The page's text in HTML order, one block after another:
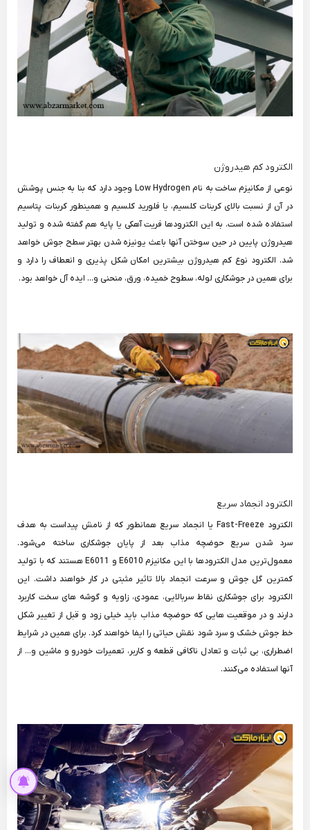
الکترود کم هیدروژن
نوعی از مکانیزم ساخت به نام Low Hydrogen وجود دارد که بنا به جنس پوشش
در آن از نسبت بالای کربنات کلسیم، یا فلورید کلسیم و همینطور کربنات پتاسیم
استفاده شده است. به این الکترودها فریت آهکی یا پایه هم گفته شده و تولید
هیدروژن پایین در حین سوختن آنها باعث یونیزه شدن بهتر سطح جوش خواهد
شد. الکترود نوع کم هیدروژن بیشترین امکان شکل پذیری و انعطاف را دارد و
برای همین در جوشکاری لوله، سطوح خمیده، ورق، منحنی و... ایده آل خواهد بود.
الکترود انجماد سریع
الکترود Fast-Freeze یا انجماد سریع همانطور که از نامش پیداست به هدف
سرد شدن سریع حوضچه مذاب بعد از پایان جوشکاری ساخته می‌شود.
معمول‌ترین مدل الکترودها با این مکانیزم E6010 و E6011 هستند که با تولید
کمترین گل جوش و سرعت انجماد بالا تاثیر مثبتی در کار خواهند داشت. این
الکترود برای جوشکاری نقاط سربالایی، عمودی، زاویه و گوشه های سخت کاربرد
دارند و در موقعیت هایی که حوضچه مذاب باید خیلی زود و قبل از تغییر شکل
خط جوش خشک و سرد شود نقش حیاتی را ایفا خواهند کرد. برای همین در شرایط
اضطراری، بی ثبات و تعادل ناکافی قطعه و کاربر، تعمیرات خودرو و ماشین و... از
آنها استفاده می‌کنند.